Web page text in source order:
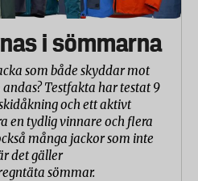
i sömmarna
som både skyddar mot
Testfakta har testat 9
och ett aktivt
en tydlig vinnare och flera
många jackor som inte
det gäller
sömmar.